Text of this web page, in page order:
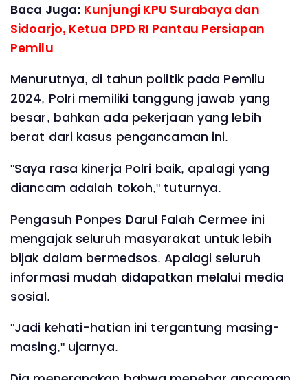
Baca Juga: Kunjungi KPU Surabaya dan
Sidoarjo, Ketua DPD RI Pantau Persiapan
Pemilu
Menurutnya, di tahun politik pada Pemilu
2024, Polri memiliki tanggung jawab yang
besar, bahkan ada pekerjaan yang lebih
berat dari kasus pengancaman ini.
"Saya rasa kinerja Polri baik, apalagi yang
diancam adalah tokoh," tuturnya.
Pengasuh Ponpes Darul Falah Cermee ini
mengajak seluruh masyarakat untuk lebih
bijak dalam bermedsos. Apalagi seluruh
informasi mudah didapatkan melalui media
sosial.
"Jadi kehati-hatian ini tergantung masing-
masing," ujarnya.